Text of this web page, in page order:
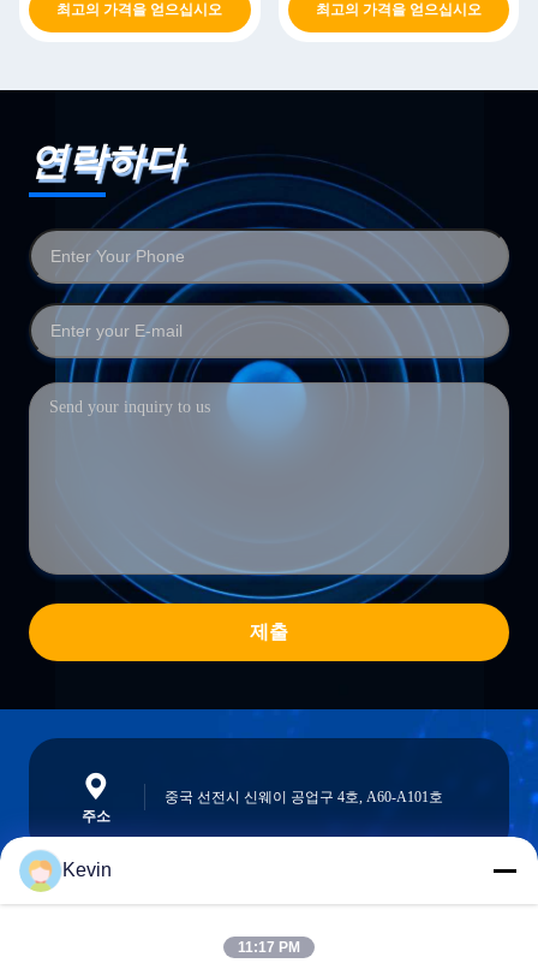
최고의 가격을 얻으십시오 최고의 가격을 얻으십시오
연락하다
제출
주소
중국 선전시 신웨이 공업구 4호, A60-A101호
info@seethrulcd.com
Kevin
11:17 PM